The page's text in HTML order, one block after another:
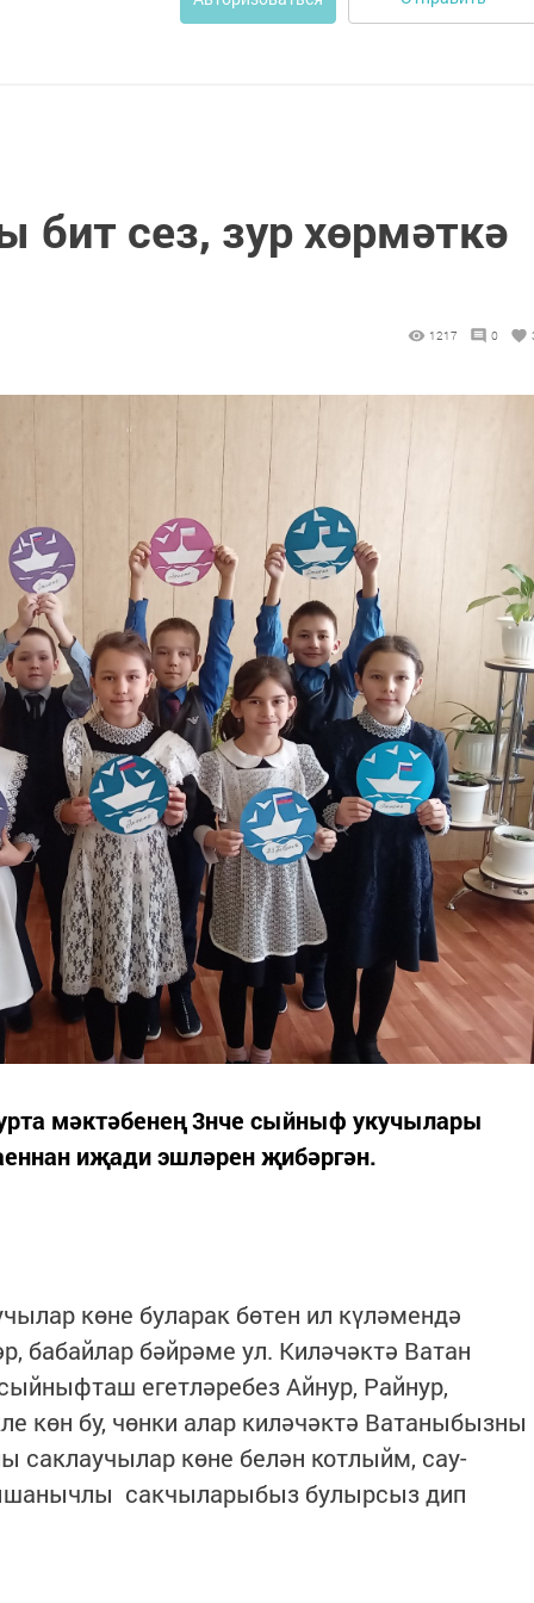
бит сез, зур хөрмәткә
1217 0
мәктәбенең 3нче сыйныф укучылары
иҗади эшләрен җибәргән.
көне буларак бөтен ил күләмендә
бабайлар бәйрәме ул. Киләчәктә Ватан
егетләребез Айнур, Райнур,
көн бу, чөнки алар киләчәктә Ватаныбызны
саклаучылар көне белән котлыйм, сау-
сакчыларыбыз булырсыз дип